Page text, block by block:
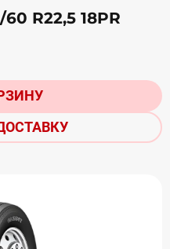
R22,5 18PR